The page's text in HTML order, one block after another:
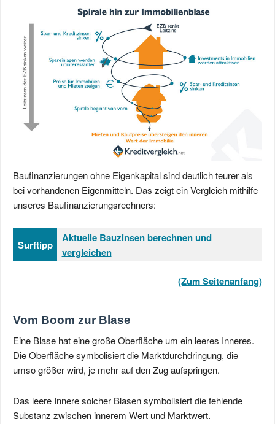
Baufinanzierungen ohne Eigenkapital sind deutlich teurer als
bei vorhandenen Eigenmitteln. Das zeigt ein Vergleich mithilfe
unseres Baufinanzierungsrechners:
Surftipp
Aktuelle Bauzinsen berechnen und
vergleichen
(Zum Seitenanfang)
Vom Boom zur Blase
Eine Blase hat eine große Oberfläche um ein leeres Inneres.
Die Oberfläche symbolisiert die Marktdurchdringung, die
umso größer wird, je mehr auf den Zug aufspringen.
Das leere Innere solcher Blasen symbolisiert die fehlende
Substanz zwischen innerem Wert und Marktwert.